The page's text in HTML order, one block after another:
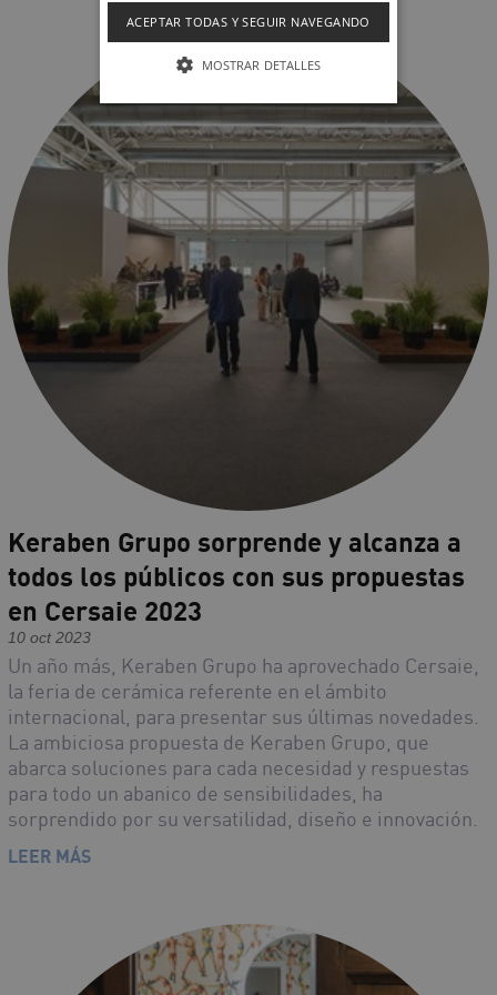
Keraben Grupo sorprende y alcanza a
todos los públicos con sus propuestas
en Cersaie 2023
10 oct 2023
Un año más, Keraben Grupo ha aprovechado Cersaie,
la feria de cerámica referente en el ámbito
internacional, para presentar sus últimas novedades.
La ambiciosa propuesta de Keraben Grupo, que
abarca soluciones para cada necesidad y respuestas
para todo un abanico de sensibilidades, ha
sorprendido por su versatilidad, diseño e innovación.
LEER MÁS
ACEPTAR TODAS Y SEGUIR NAVEGANDO
MOSTRAR DETALLES